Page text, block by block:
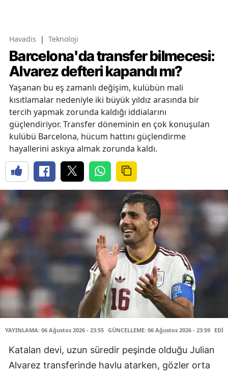
Havadis | Teknoloji
Barcelona'da transfer bilmecesi:
Alvarez defteri kapandı mı?
Yaşanan bu eş zamanlı değişim, kulübün mali
kısıtlamalar nedeniyle iki büyük yıldız arasında bir
tercih yapmak zorunda kaldığı iddialarını
güçlendiriyor. Transfer döneminin en çok konuşulan
kulübü Barcelona, hücum hattını güçlendirme
hayallerini askıya almak zorunda kaldı.
YAYINLAMA: 06 Ağustos 2026 - 23:55 GÜNCELLEME: 06 Ağustos 2026 - 23:59
Katalan devi, uzun süredir peşinde olduğu Julian
Alvarez transferinde havlu atarken, gözler orta